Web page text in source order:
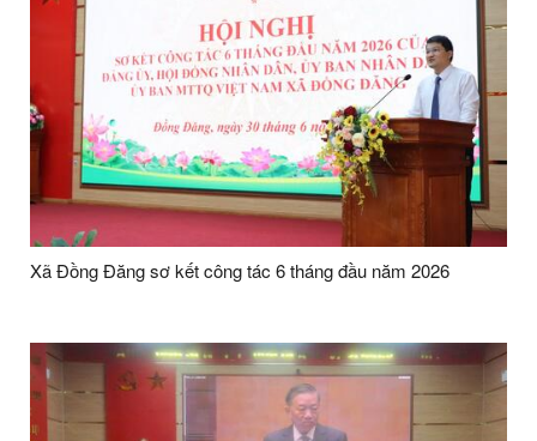
Xã Đồng Đăng sơ kết công tác 6 tháng đầu năm 2026